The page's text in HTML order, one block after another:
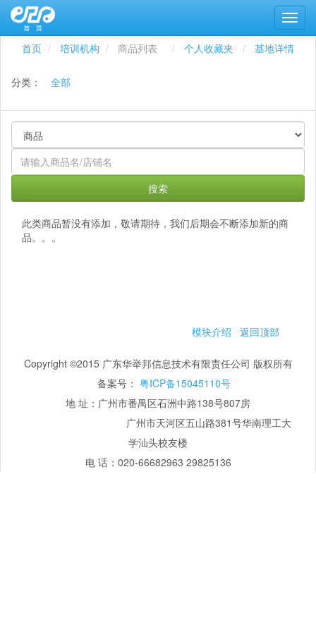
首页 培训机构 商品列表 基地详情
个人收藏夹
分类： 全部
搜索
此类商品暂没有添加，敬请期待，我们后期会不断添加新的商
品。。。
模块介绍 返回顶部
Copyright ©2015 广东华举邦信息技术有限责任公司 版权所有
备案号： 粤ICP备15045110号
地 址：广州市番禺区石洲中路138号807房
广州市天河区五山路381号华南理工大
学汕头校友楼
电 话：020-66682963 29825136